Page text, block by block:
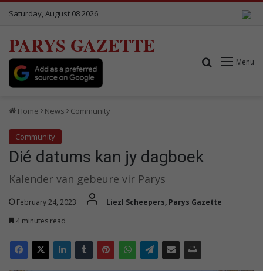
Saturday, August 08 2026
PARYS GAZETTE
Menu
Search for
Home News Community
Community
Dié datums kan jy dagboek
Kalender van gebeure vir Parys
February 24, 2023
Liezl Scheepers, Parys Gazette
4 minutes read